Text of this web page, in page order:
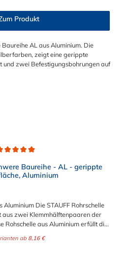
10S M30 x 300 - 11S M30 x 450 - 12S M30 x 560 -
Produkt
Baureihe - AL - gerippte
Aluminium
Aluminium Die STAUFF Rohrschelle
aus zwei Klemmhälftenpaaren der
Rohschelle aus Aluminium erfüllt die
Schläuchen, Kabeln und anderen
ab 8,16 €